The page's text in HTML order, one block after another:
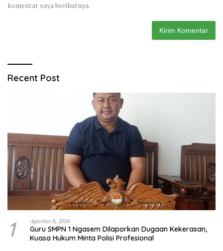
komentar saya berikutnya.
Recent Post
1 Agustus 8, 2026
Guru SMPN 1 Ngasem Dilaporkan Dugaan Kekerasan,
Kuasa Hukum Minta Polisi Profesional